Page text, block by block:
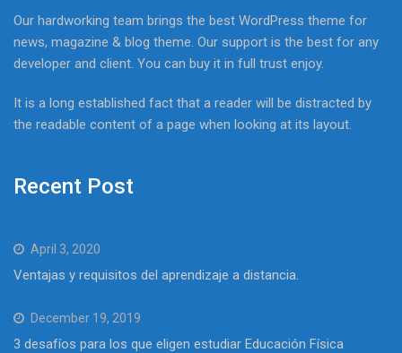
Our hardworking team brings the best WordPress theme for
news, magazine & blog theme. Our support is the best for any
developer and client. You can buy it in full trust enjoy.
It is a long established fact that a reader will be distracted by
the readable content of a page when looking at its layout.
Recent Post
April 3, 2020
Ventajas y requisitos del aprendizaje a distancia.
December 19, 2019
3 desafíos para los que eligen estudiar Educación Física